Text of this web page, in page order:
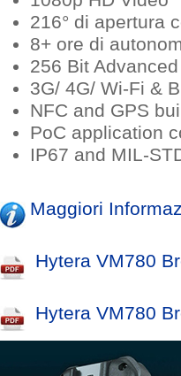
216° di apertura
8+ ore di
256 Bit
3G/ 4G/ Wi-Fi &
NFC and GPS
PoC application
IP67 and MIL-
Maggiori
Hytera VM780
Hytera VM780